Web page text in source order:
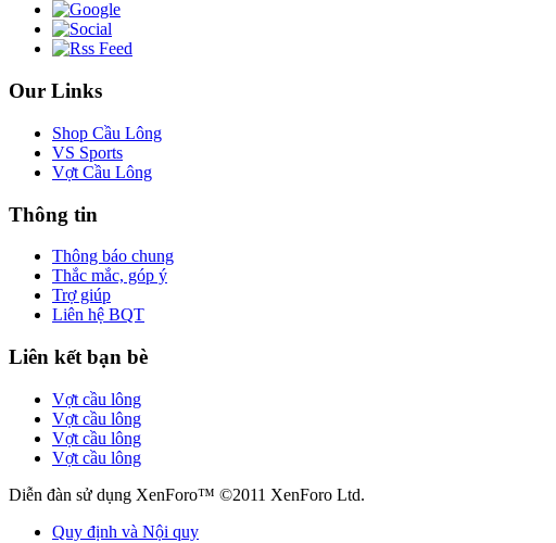
Our Links
Shop Cầu Lông
VS Sports
Vợt Cầu Lông
Thông tin
Thông báo chung
Thắc mắc, góp ý
Trợ giúp
Liên hệ BQT
Liên kết bạn bè
Vợt cầu lông
Vợt cầu lông
Vợt cầu lông
Vợt cầu lông
Diễn đàn sử dụng XenForo™ ©2011 XenForo Ltd.
Quy định và Nội quy